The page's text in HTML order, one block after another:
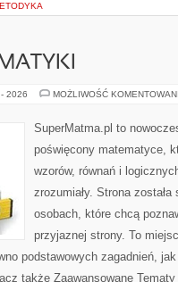
2026 MOŻLIWOŚĆ
SuperMatma.pl to
poświęcony matematyce,
wzorów, równań i
zrozumiały. Strona
osobach, które chcą
przyjaznej strony. To
podstawowych zagadnień,
także Zaawansowane